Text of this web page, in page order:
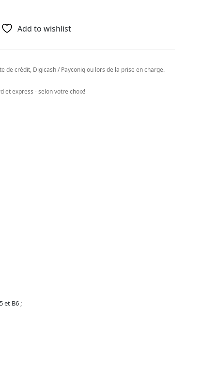
Add to wishlist
de crédit, Digicash / Payconiq ou lors de la prise en charge.
et express - selon votre choix!
et B6 ;